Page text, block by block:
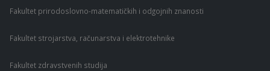
Fakultet prirodoslovno-matematičkih i odgojnih znanosti
Fakultet strojarstva, računarstva i elektrotehnike
Fakultet zdravstvenih studija